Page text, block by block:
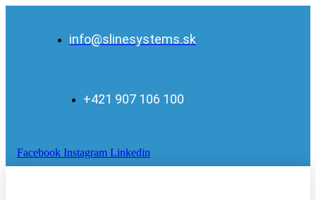
info@slinesystems.sk
+421 907 106 100
Facebook Instagram Linkedin